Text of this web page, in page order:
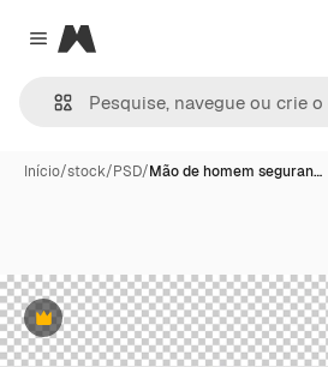
Close menu
Magnific
Início/stock/PSD/Mão de homem seguran…
Premium